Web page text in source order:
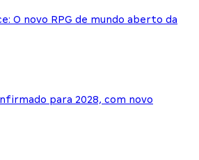
O novo RPG de mundo aberto da
para 2028, com novo